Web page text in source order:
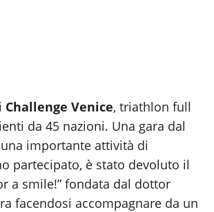
Challenge Venice, triathlon full
da 45 nazioni. Una gara dal
importante attività di
partecipato, è stato devoluto il
a smile!” fondata dal dottor
facendosi accompagnare da un